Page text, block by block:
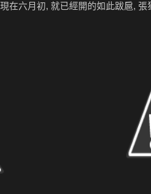
六月初, 就已經開的如此跋扈,